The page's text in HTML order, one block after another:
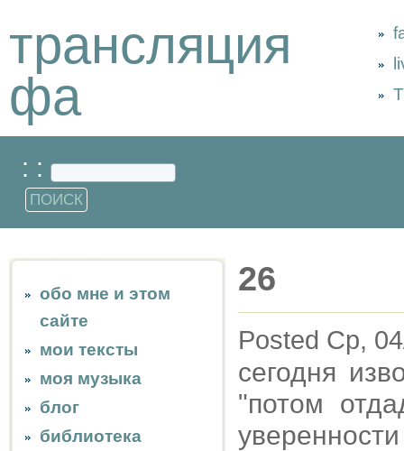
трансляция
фа
: :
обо мне и этом
сайте
мои тексты
моя музыка
блог
библиотека
26
Posted Ср,
сегодня
"потом